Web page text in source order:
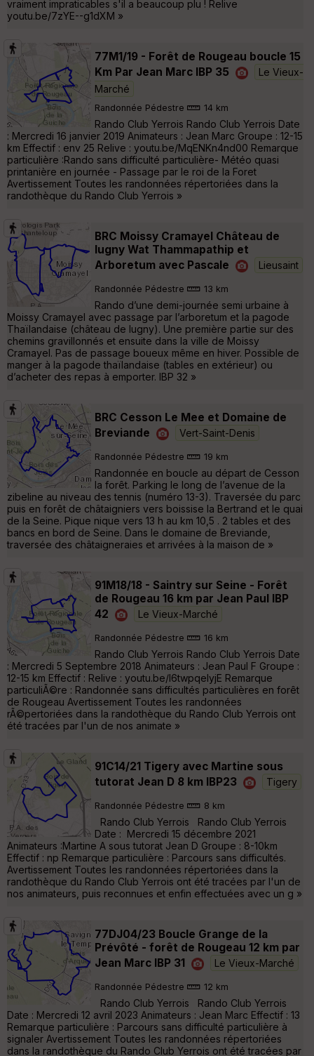
vraiment impraticables s'il a beaucoup plu ! Relive
youtu.be/7zYE--g1dXM »
77M1/19 - Forêt de Rougeau boucle 15
Km Par Jean Marc IBP 35
Le Vieux-
Marché
Randonnée Pédestre 14 km
Rando Club Yerrois Rando Club Yerrois Date
: Mercredi 16 janvier 2019 Animateurs : Jean Marc Groupe : 12-15
km Effectif : env 25 Relive : youtu.be/MqENKn4nd00 Remarque
particulière :Rando sans difficulté particulière- Météo quasi
printanière en journée - Passage par le roi de la Foret
Avertissement Toutes les randonnées répertoriées dans la
randothèque du Rando Club Yerrois »
BRC Moissy Cramayel Château de
lugny Wat Thammapathip et
Arboretum avec Pascale
Lieusaint
Randonnée Pédestre 13 km
Rando d’une demi-journée semi urbaine à
Moissy Cramayel avec passage par l’arboretum et la pagode
Thaïlandaise (château de lugny). Une première partie sur des
chemins gravillonnés et ensuite dans la ville de Moissy
Cramayel. Pas de passage boueux même en hiver. Possible de
manger à la pagode thaïlandaise (tables en extérieur) ou
d’acheter des repas à emporter. IBP 32 »
BRC Cesson Le Mee et Domaine de
Breviande
Vert-Saint-Denis
Randonnée Pédestre 19 km
Randonnée en boucle au départ de Cesson
la forêt. Parking le long de l’avenue de la
zibeline au niveau des tennis (numéro 13-3). Traversée du parc
puis en forêt de châtaigniers vers boissise la Bertrand et le quai
de la Seine. Pique nique vers 13 h au km 10,5 . 2 tables et des
bancs en bord de Seine. Dans le domaine de Breviande,
traversée des châtaigneraies et arrivées à la maison de »
91M18/18 - Saintry sur Seine - Forêt
de Rougeau 16 km par Jean Paul IBP
42
Le Vieux-Marché
Randonnée Pédestre 16 km
Rando Club Yerrois Rando Club Yerrois Date
: Mercredi 5 Septembre 2018 Animateurs : Jean Paul F Groupe :
12-15 km Effectif : Relive : youtu.be/l6twpqeIyjE Remarque
particuliÃ©re : Randonnée sans difficultés particulières en forêt
de Rougeau Avertissement Toutes les randonnées
rÃ©pertoriées dans la randothèque du Rando Club Yerrois ont
été tracées par l'un de nos animate »
91C14/21 Tigery avec Martine sous
tutorat Jean D 8 km IBP23
Tigery
Randonnée Pédestre 8 km
Rando Club Yerrois Rando Club Yerrois
Date : Mercredi 15 décembre 2021
Animateurs :Martine A sous tutorat Jean D Groupe : 8-10km
Effectif : np Remarque particulière : Parcours sans difficultés.
Avertissement Toutes les randonnées répertoriées dans la
randothèque du Rando Club Yerrois ont été tracées par l'un de
nos animateurs, puis reconnues et enfin effectuées avec un g »
77DJ04/23 Boucle Grange de la
Prévôté - forêt de Rougeau 12 km par
Jean Marc IBP 31
Le Vieux-Marché
Randonnée Pédestre 12 km
Rando Club Yerrois Rando Club Yerrois
Date : Mercredi 12 avril 2023 Animateurs : Jean Marc Effectif : 13
Remarque particulière : Parcours sans difficulté particulière à
signaler Avertissement Toutes les randonnées répertoriées
dans la randothèque du Rando Club Yerrois ont été tracées par